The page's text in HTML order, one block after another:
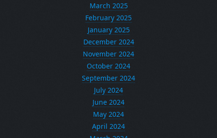
March 2025
February 2025
January 2025
December 2024
November 2024
October 2024
September 2024
July 2024
June 2024
May 2024
April 2024